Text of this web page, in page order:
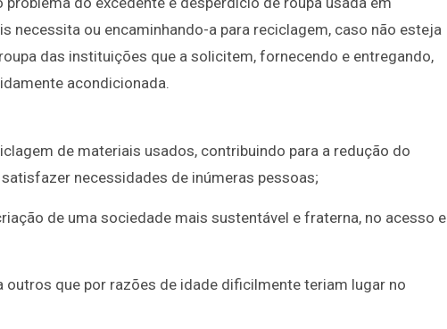
necessita ou encaminhando-a para reciclagem, caso não esteja
das instituições que a solicitem, fornecendo e entregando,
acondicionada.
de materiais usados, contribuindo para a redução do
necessidades de inúmeras pessoas;
de uma sociedade mais sustentável e fraterna, no acesso e
outros que por razões de idade dificilmente teriam lugar no
2025/2026